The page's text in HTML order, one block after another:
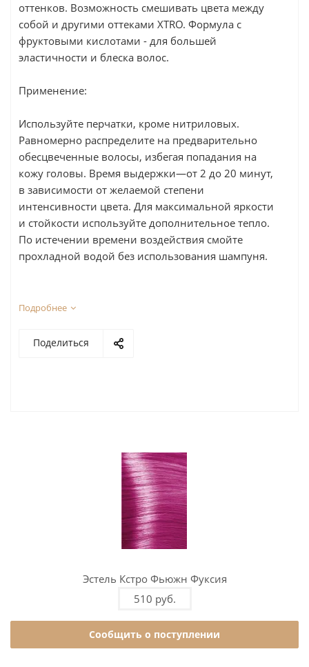
оттенков. Возможность смешивать цвета между
собой и другими оттеками XTRO. Формула с
фруктовыми кислотами - для большей
эластичности и блеска волос.
Применение:
Используйте перчатки, кроме нитриловых.
Равномерно распределите на предварительно
обесцвеченные волосы, избегая попадания на
кожу головы. Время выдержки—от 2 до 20 минут,
в зависимости от желаемой степени
интенсивности цвета. Для максимальной яркости
и стойкости используйте дополнительное тепло.
По истечении времени воздействия смойте
прохладной водой без использования шампуня.
Подробнее
Поделиться
Эстель Кстро Фьюжн Фуксия
510 руб.
Сообщить о поступлении